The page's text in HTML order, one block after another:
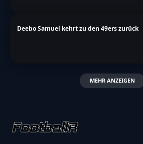
Deebo Samuel kehrt zu den 49ers zurück
MEHR ANZEIGEN